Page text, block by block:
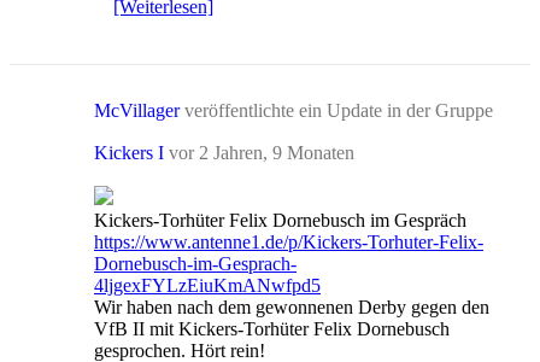
[Weiterlesen]
McVillagerveröffentlichte ein Update in der Gruppe
Kickers I vor 2 Jahren, 9 Monaten
Kickers-Torhüter Felix Dornebusch im Gespräch
https://www.antenne1.de/p/Kickers-Torhuter-Felix-
Dornebusch-im-Gesprach-
4ljgexFYLzEiuKmANwfpd5
Wir haben nach dem gewonnenen Derby gegen den
VfB II mit Kickers-Torhüter Felix Dornebusch
gesprochen. Hört rein!